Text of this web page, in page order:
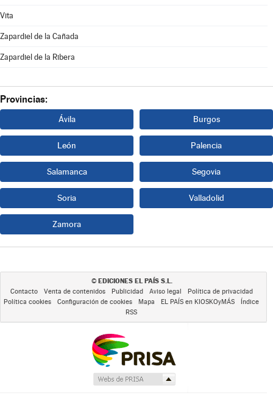
Vita
Zapardiel de la Cañada
Zapardiel de la Ribera
Provincias:
Ávila Burgos
León Palencia
Salamanca Segovia
Soria Valladolid
Zamora
© EDICIONES EL PAÍS S.L.
Contacto Venta de contenidos Publicidad Aviso legal
Política de privacidad
Política cookies
Configuración de cookies Mapa EL PAÍS en KIOSKOyMÁS
Índice
RSS